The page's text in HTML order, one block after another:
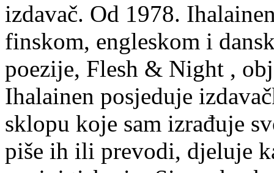
izdavač. Od 1978.
finskom, engleskom i
poezije, Flesh & Night ,
Ihalainen posjeduje
sklopu koje sam izrađuje
piše ih ili prevodi, djeluje